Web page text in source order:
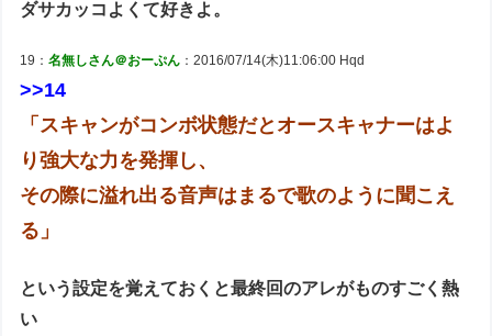
ダサカッコよくて好きよ。
19：名無しさん＠おーぷん ：2016/07/14(木)11:06:00 Hqd
>>14
「スキャンがコンボ状態だとオースキャナーはよ
り強大な力を発揮し、
その際に溢れ出る音声はまるで歌のように聞こえ
る」
という設定を覚えておくと最終回のアレがものすごく熱
い